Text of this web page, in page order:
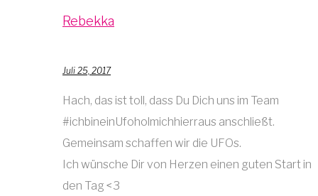
Rebekka
Juli 25, 2017
Hach, das ist toll, dass Du Dich uns im Team
#ichbineinUfoholmichhierraus anschließt.
Gemeinsam schaffen wir die UFOs.
Ich wünsche Dir von Herzen einen guten Start in
den Tag <3